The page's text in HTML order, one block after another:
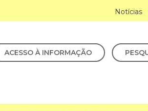
Notícias
ACESSO À INFORMAÇÃO